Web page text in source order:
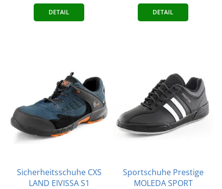
DETAIL DETAIL
Sicherheitsschuhe CXS
LAND EIVISSA S1
Sportschuhe Prestige
MOLEDA SPORT